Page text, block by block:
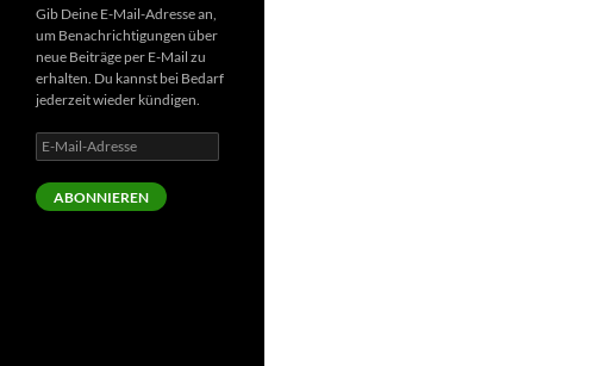
Gib Deine E-Mail-Adresse an,
um Benachrichtigungen über
neue Beiträge per E-Mail zu
erhalten. Du kannst bei Bedarf
jederzeit wieder kündigen.
E-
Mail-
Adresse
ABONNIEREN